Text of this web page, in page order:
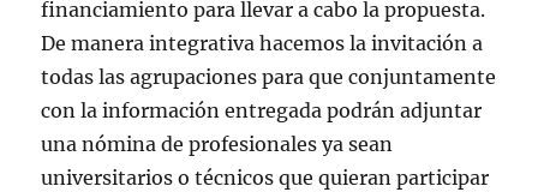
financiamiento para llevar a cabo la propuesta.
De manera integrativa hacemos la invitación a
todas las agrupaciones para que conjuntamente
con la información entregada podrán adjuntar
una nómina de profesionales ya sean
universitarios o técnicos que quieran participar